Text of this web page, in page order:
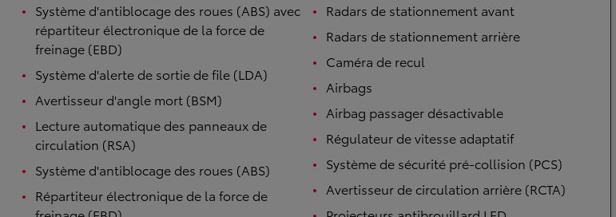
Système d'antiblocage des roues (ABS) avec
répartiteur électronique de la force de
freinage (EBD)
Système d'alerte de sortie de file (LDA)
Avertisseur d'angle mort (BSM)
Lecture automatique des panneaux de
circulation (RSA)
Système d'antiblocage des roues (ABS)
Répartiteur électronique de la force de
Radars de stationnement avant
Radars de stationnement arrière
Caméra de recul
Airbags
Airbag passager désactivable
Régulateur de vitesse adaptatif
Système de sécurité pré-collision (PCS)
Avertisseur de circulation arrière (RCTA)